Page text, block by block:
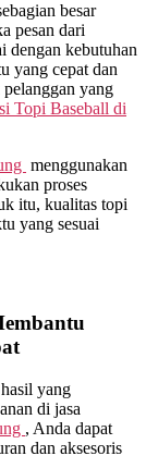
besar
pesan dari
dengan kebutuhan
yang cepat dan
yang
Topi Baseball di
menggunakan
proses
itu, kualitas topi
yang sesuai
yang
di jasa
, Anda dapat
dan aksesoris